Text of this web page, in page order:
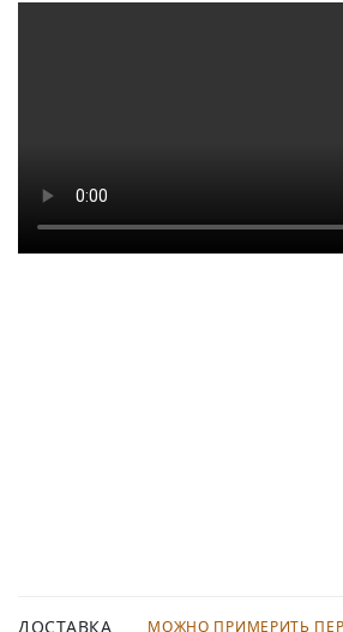
ДОСТАВКА МОЖНО ПРИМЕРИТЬ